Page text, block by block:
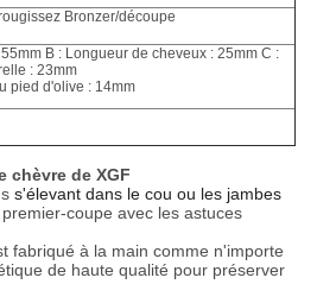
Bronzer/découpe
B : Longueur de cheveux : 25mm C :
: 23mm
pied d'olive : 14mm
chèvre de XGF
s'élevant dans le cou ou les jambes
coupe avec les astuces
fabriqué à la main comme n'importe
de haute qualité pour préserver